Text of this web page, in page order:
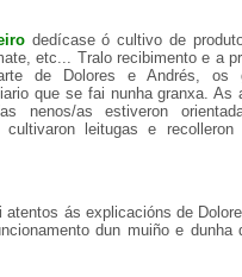
dedícase ó cultivo de
etc... Tralo recibimento e a
de Dolores e Andrés, os
que se fai nunha granxa. As
nenos/as estiveron
cultivaron leitugas e recolleron
ás explicacións de
dun muiño e dunha